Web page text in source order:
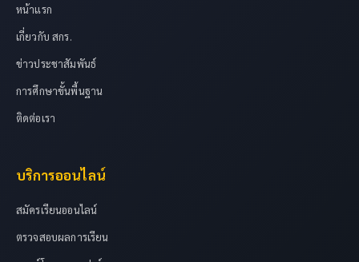
หน้าแรก
เกี่ยวกับ สกร.
ข่าวประชาสัมพันธ์
การศึกษาขั้นพื้นฐาน
ติดต่อเรา
บริการออนไลน์
สมัครเรียนออนไลน์
ตรวจสอบผลการเรียน